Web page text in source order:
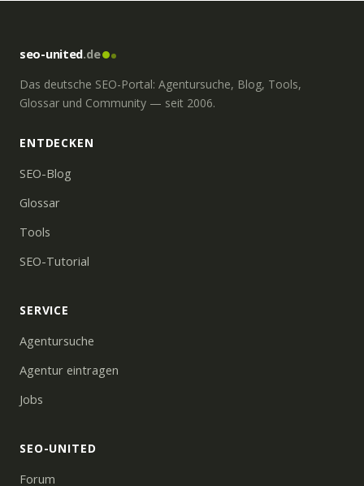
seo-united.de
Das deutsche SEO-Portal: Agentursuche, Blog, Tools,
Glossar und Community — seit 2006.
ENTDECKEN
SEO-Blog
Glossar
Tools
SEO-Tutorial
SERVICE
Agentursuche
Agentur eintragen
Jobs
SEO-UNITED
Forum